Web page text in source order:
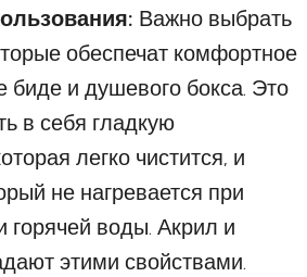
Важно выбрать
обеспечат комфортное
биде и душевого бокса. Это
в себя гладкую
легко чистится, и
не нагревается при
горячей воды. Акрил и
этими свойствами.